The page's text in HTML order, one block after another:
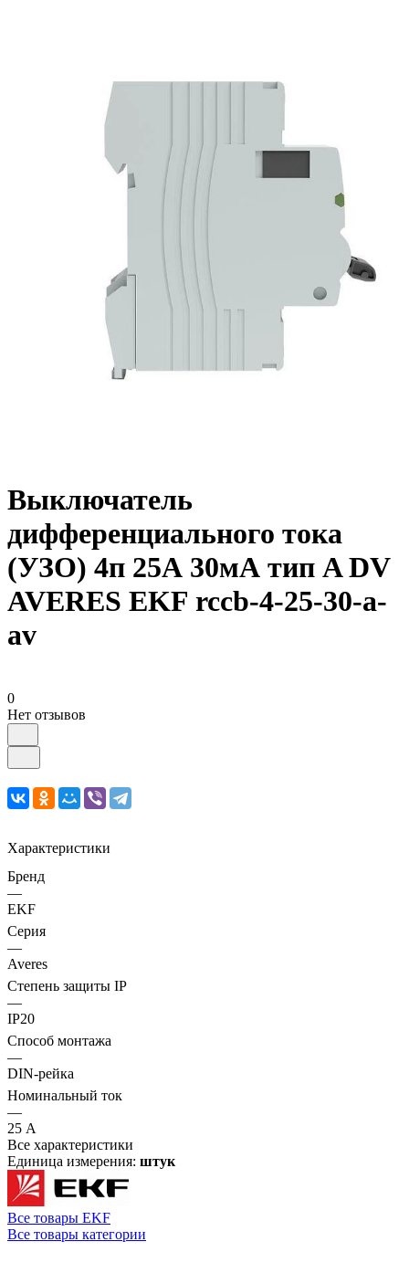
Выключатель
дифференциального тока
(УЗО) 4п 25А 30мА тип A DV
AVERES EKF rccb-4-25-30-a-
av
0
Нет отзывов
Характеристики
Бренд
—
EKF
Серия
—
Averes
Степень защиты IP
—
IP20
Способ монтажа
—
DIN-рейка
Номинальный ток
—
25 А
Все характеристики
Единица измерения: штук
Все товары EKF
Все товары категории